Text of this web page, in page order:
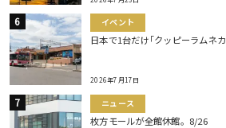
イベント
日本で1台だけ｢クッピーラムネ
2026年7月17日
ニュース
枚方モールが全館休館。8/26